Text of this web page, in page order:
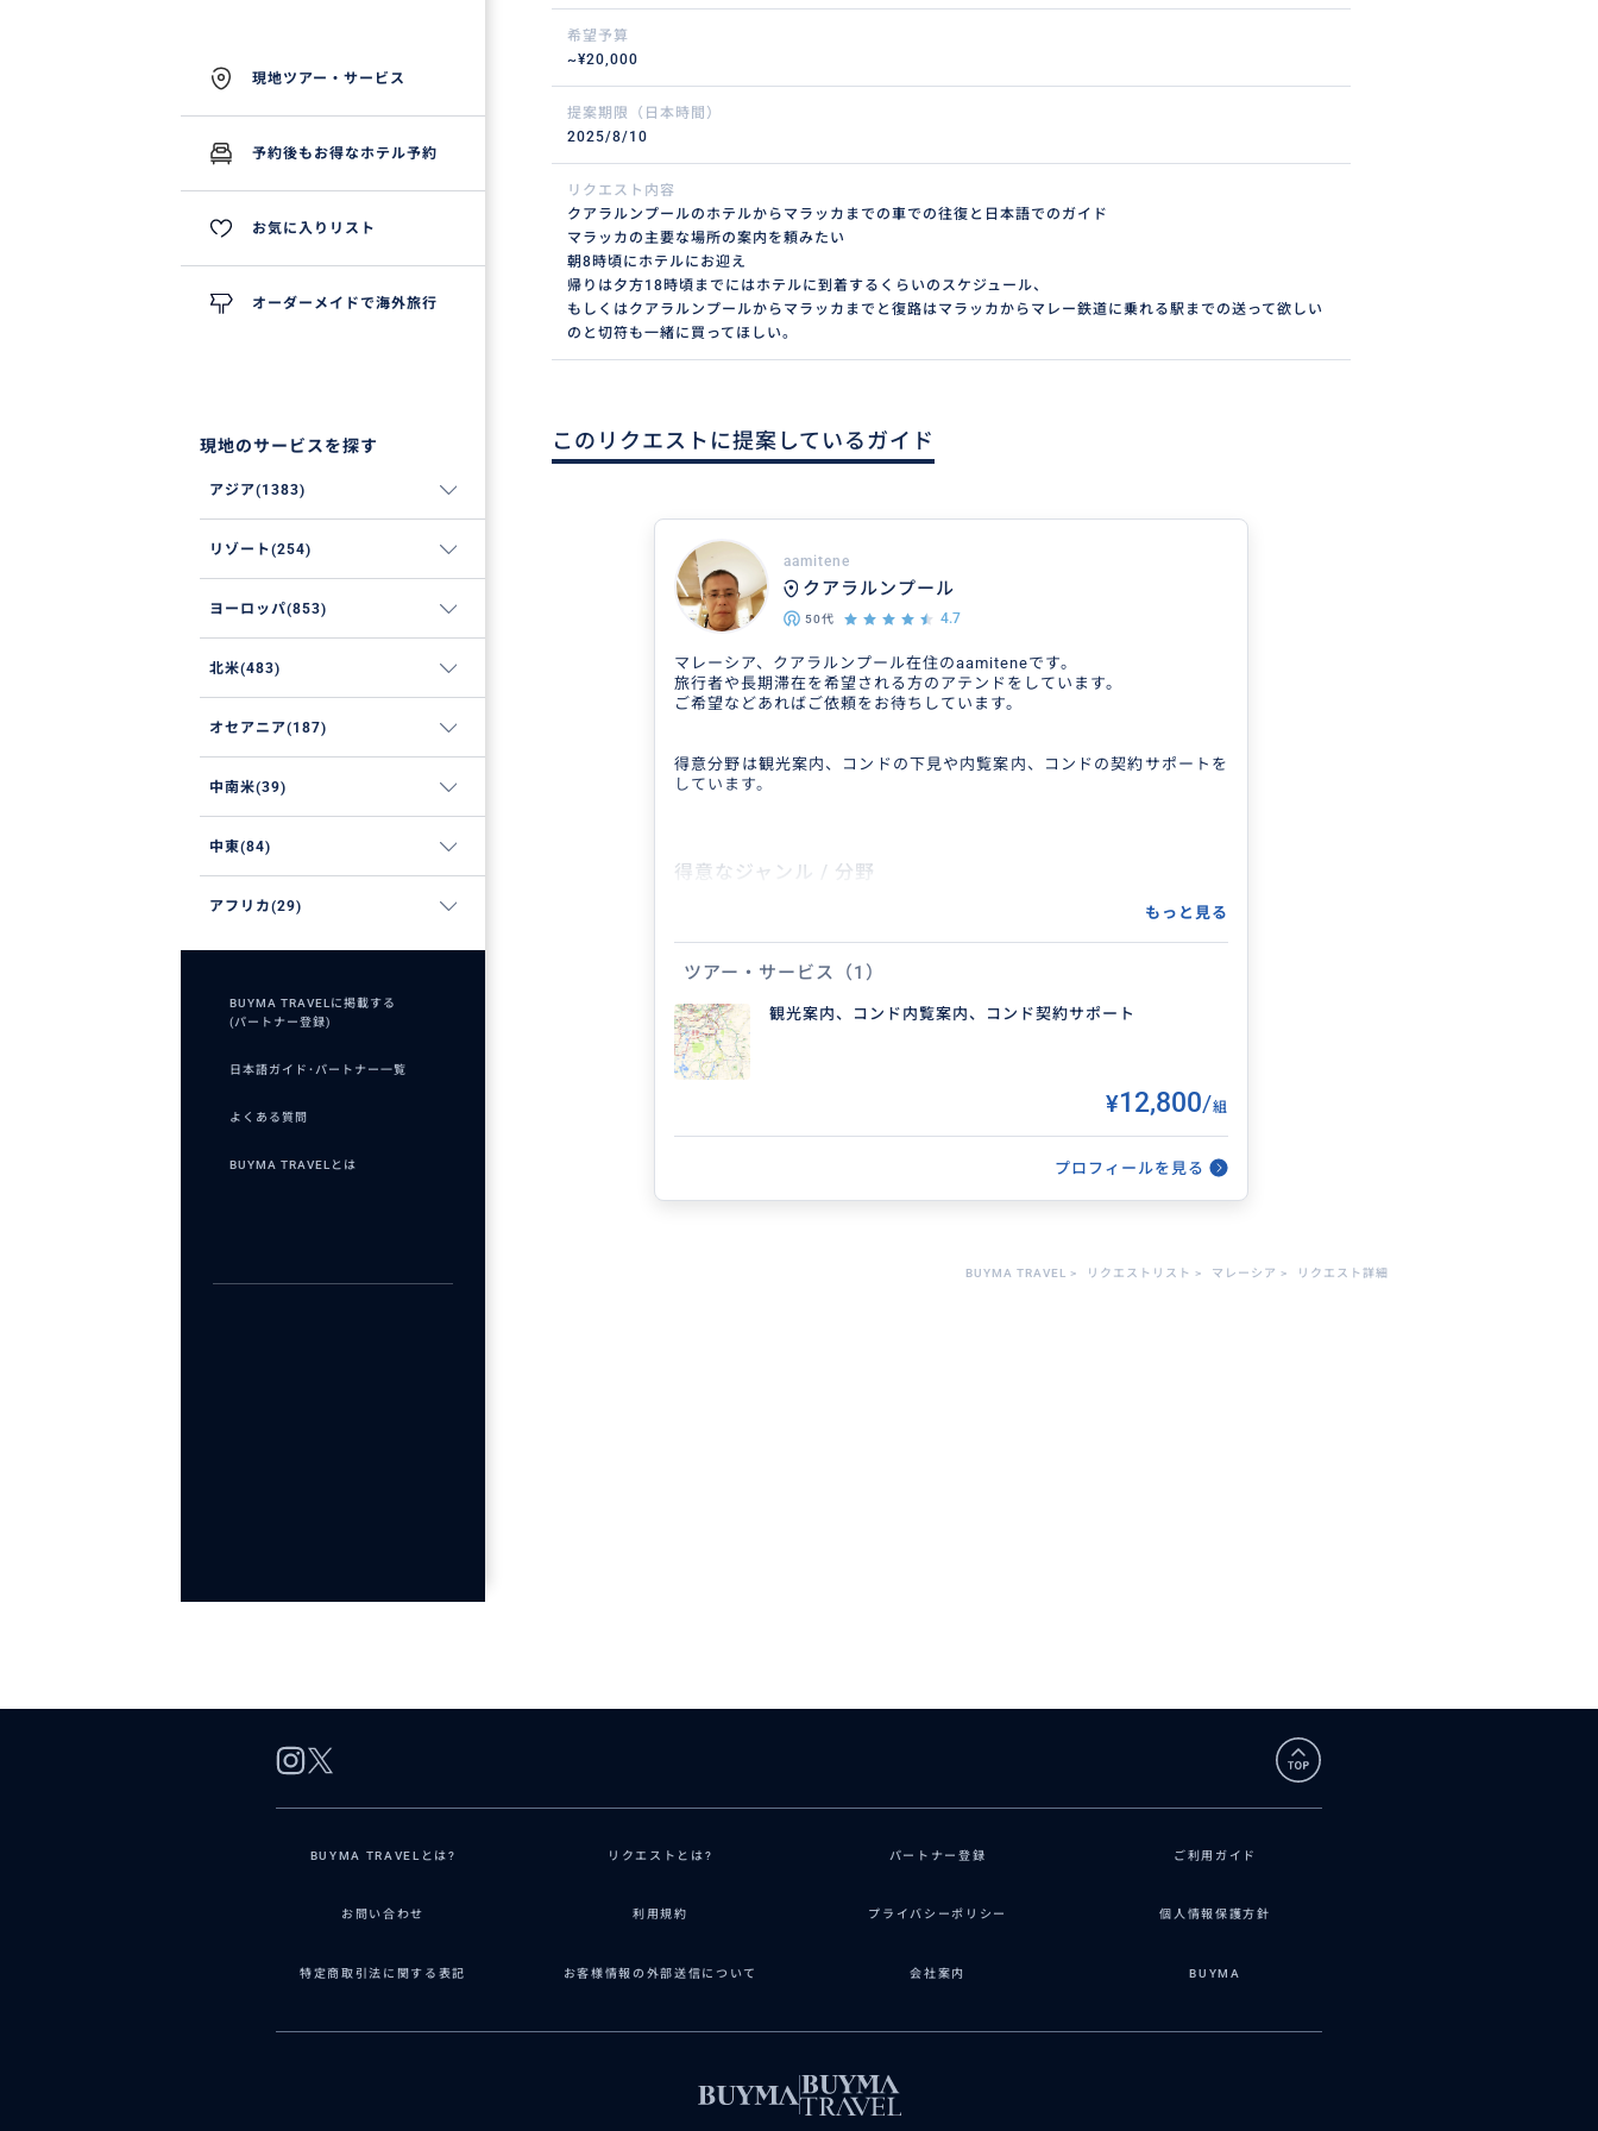
希望予算
~¥20,000
提案期限（日本時間）
2025/8/10
リクエスト内容
クアラルンプールのホテルからマラッカまでの車での往復と日本語でのガイド
マラッカの主要な場所の案内を頼みたい
朝8時頃にホテルにお迎え
帰りは夕方18時頃までにはホテルに到着するくらいのスケジュール、
もしくはクアラルンプールからマラッカまでと復路はマラッカからマレー鉄道に乗れる駅までの送って欲しい
のと切符も一緒に買ってほしい。
このリクエストに提案しているガイド
aamitene
クアラルンプール
50代 4.7
マレーシア、クアラルンプール在住のaamiteneです。
旅行者や長期滞在を希望される方のアテンドをしています。
ご希望などあればご依頼をお待ちしています。
得意分野は観光案内、コンドの下見や内覧案内、コンドの契約サポートを
しています。
得意なジャンル / 分野
クアラルンプール一日観光
2026/5/17
助かりました。 現地でお住まいだからわかる穴場や、効率的な交通
手段の使い方他、短い時...
もっと見る
ツアー・サービス （1）
観光案内、コンド内覧案内、コンド契約サポート
¥12,800/組
プロフィールを見る
BUYMA TRAVEL > リクエストリスト > マレーシア > リクエスト詳細
BUYMA TRAVELとは? リクエストとは? パートナー登録 ご利用ガイド
お問い合わせ 利用規約 プライバシーポリシー 個人情報保護方針
特定商取引法に関する表記 お客様情報の外部送信について 会社案内 BUYMA
現地ツアー・サービス
予約後もお得なホテル予約
お気に入りリスト
オーダーメイドで海外旅行
現地のサービスを探す
アジア(1383)
リゾート(254)
ヨーロッパ(853)
北米(483)
オセアニア(187)
中南米(39)
中東(84)
アフリカ(29)
BUYMA TRAVELに掲載する
(パートナー登録)
日本語ガイド･パートナー一覧
よくある質問
BUYMA TRAVELとは